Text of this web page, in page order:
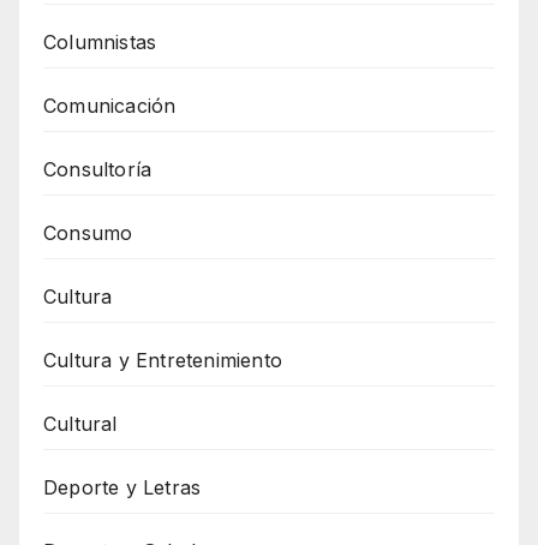
Columnistas
Comunicación
Consultoría
Consumo
Cultura
Cultura y Entretenimiento
Cultural
Deporte y Letras